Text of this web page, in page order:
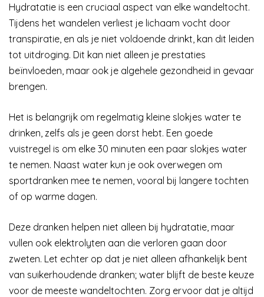
Hydratatie is een cruciaal aspect van elke wandeltocht.
Tijdens het wandelen verliest je lichaam vocht door
transpiratie, en als je niet voldoende drinkt, kan dit leiden
tot uitdroging. Dit kan niet alleen je prestaties
beïnvloeden, maar ook je algehele gezondheid in gevaar
brengen.
Het is belangrijk om regelmatig kleine slokjes water te
drinken, zelfs als je geen dorst hebt. Een goede
vuistregel is om elke 30 minuten een paar slokjes water
te nemen. Naast water kun je ook overwegen om
sportdranken mee te nemen, vooral bij langere tochten
of op warme dagen.
Deze dranken helpen niet alleen bij hydratatie, maar
vullen ook elektrolyten aan die verloren gaan door
zweten. Let echter op dat je niet alleen afhankelijk bent
van suikerhoudende dranken; water blijft de beste keuze
voor de meeste wandeltochten. Zorg ervoor dat je altijd